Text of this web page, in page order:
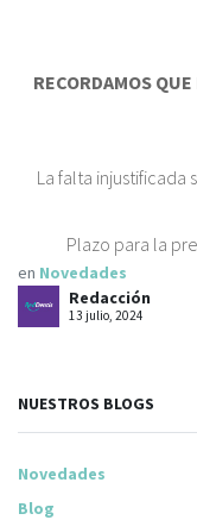
RECORDAMOS
La falta injustificada
Plazo para la
en Novedades
Redacción
13 julio, 2024
NUESTROS BLOGS
Novedades
Blog